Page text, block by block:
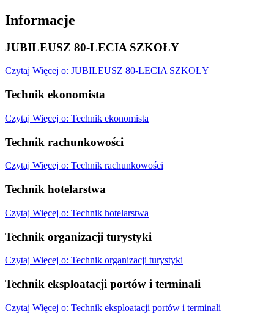
Informacje
JUBILEUSZ 80-LECIA SZKOŁY
Czytaj Więcej o: JUBILEUSZ 80-LECIA SZKOŁY
Technik ekonomista
Czytaj Więcej o: Technik ekonomista
Technik rachunkowości
Czytaj Więcej o: Technik rachunkowości
Technik hotelarstwa
Czytaj Więcej o: Technik hotelarstwa
Technik organizacji turystyki
Czytaj Więcej o: Technik organizacji turystyki
Technik eksploatacji portów i terminali
Czytaj Więcej o: Technik eksploatacji portów i terminali